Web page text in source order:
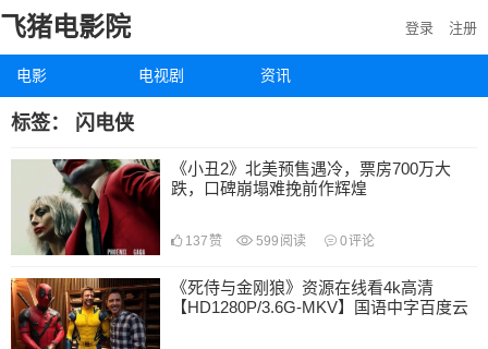
飞猪电影院
电影 电视剧 资讯
登录 注册
标签： 闪电侠
《小丑2》北美预售遇冷，票房700万大
跌，口碑崩塌难挽前作辉煌
137 赞 599 阅读 0评论
《死侍与金刚狼》资源在线看4k高清
【HD1280P/3.6G-MKV】国语中字百度云